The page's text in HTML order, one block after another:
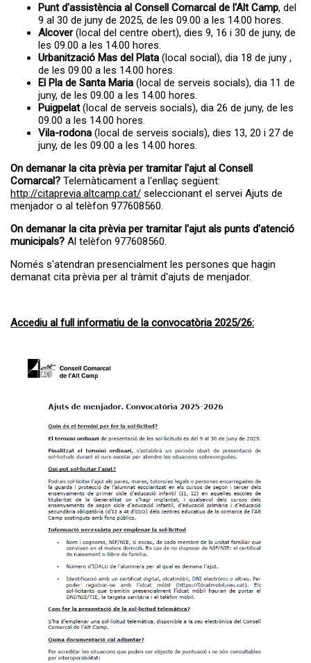
Punt d'assistència al Consell Comarcal de l'Alt Camp, del
9 al 30 de juny de 2025, de les 09.00 a les 14.00 hores.
Alcover(local del centre obert), dies 9, 16 i 30 de juny, de
les 09.00 a les 14.00 hores.
Urbanització Mas del Plata (local social), dia 18 de juny ,
de les 09.00 a les 14.00 hores.
El Pla de Santa Maria (local de serveis socials), dia 11 de
juny, de les 09.00 a les 14.00 hores.
Puigpelat(local de serveis socials), dia 26 de juny, de les
09.00 a les 14.00 hores.
Vila-rodona (local de serveis socials), dies 13, 20 i 27 de
juny, de les 09.00 a les 14.00 hores.
On demanar la cita prèvia per tramitar l'ajut al Consell
Comarcal? Telemàticament a l'enllaç següent:
http://citaprevia.altcamp.cat/ seleccionant el servei Ajuts de
menjador o al telèfon 977608560.
On demanar la cita prèvia per tramitar l'ajut als punts d'atenció
municipals? Al telèfon 977608560.
Només s'atendran presencialment les persones que hagin
demanat cita prèvia per al tràmit d'ajuts de menjador.
Accediu al full informatiu de la convocatòria 2025/26: